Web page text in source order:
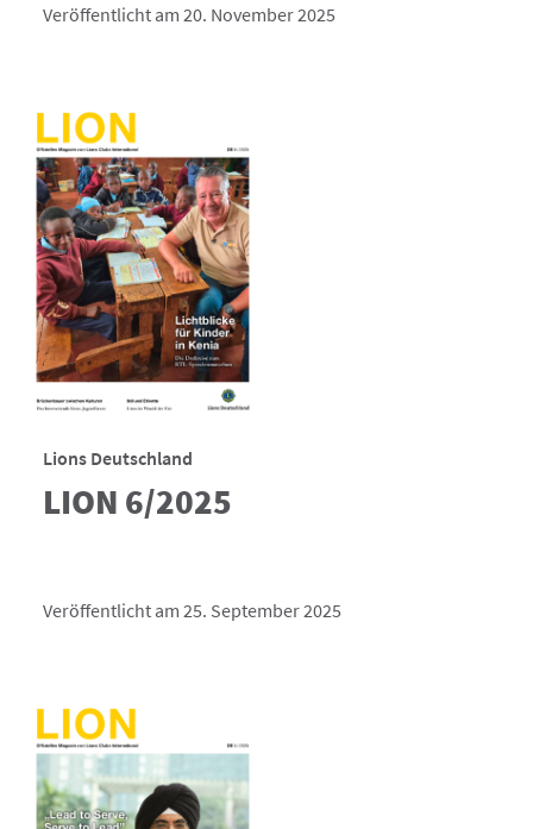
Veröffentlicht am 20. November 2025
Lions Deutschland
LION 6/2025
Veröffentlicht am 25. September 2025